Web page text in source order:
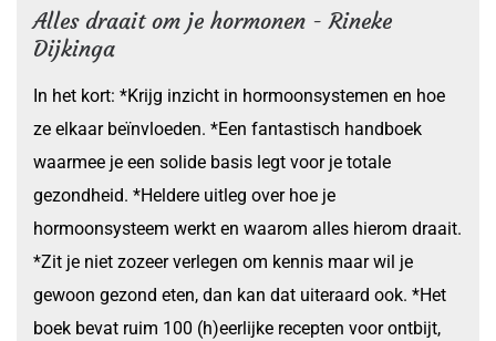
Alles draait om je hormonen - Rineke
Dijkinga
In het kort: *Krijg inzicht in hormoonsystemen en hoe
ze elkaar beïnvloeden. *Een fantastisch handboek
waarmee je een solide basis legt voor je totale
gezondheid. *Heldere uitleg over hoe je
hormoonsysteem werkt en waarom alles hierom draait.
*Zit je niet zozeer verlegen om kennis maar wil je
gewoon gezond eten, dan kan dat uiteraard ook. *Het
boek bevat ruim 100 (h)eerlijke recepten voor ontbijt,